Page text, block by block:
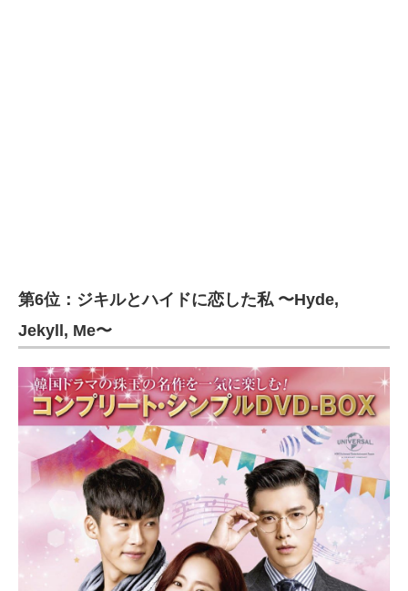
第6位：ジキルとハイドに恋した私 〜Hyde,
Jekyll, Me〜